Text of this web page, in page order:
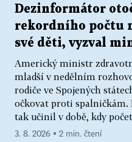
Dezinformátor
rekordního počtu
své děti, vyzval
Americký ministr
mladší v nedělním
rodiče ve Spojených
očkovat proti spalničkám.
tak učinil v době, kdy
3. 8. 2026 ▪ 2 min. čtení